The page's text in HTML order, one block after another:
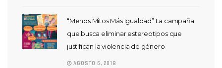
“Menos Mitos Más Igualdad” La campaña
que busca eliminar estereotipos que
justifican la violencia de género
AGOSTO 6, 2018